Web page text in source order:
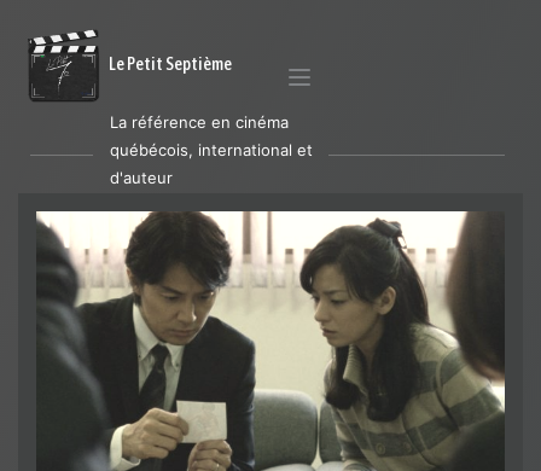
Le Petit Septième
La référence en cinéma
québécois, international et
d'auteur